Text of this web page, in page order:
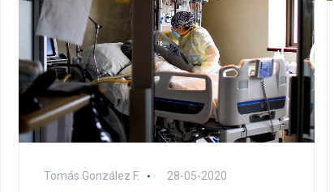
Tomás González F. 28-05-2020